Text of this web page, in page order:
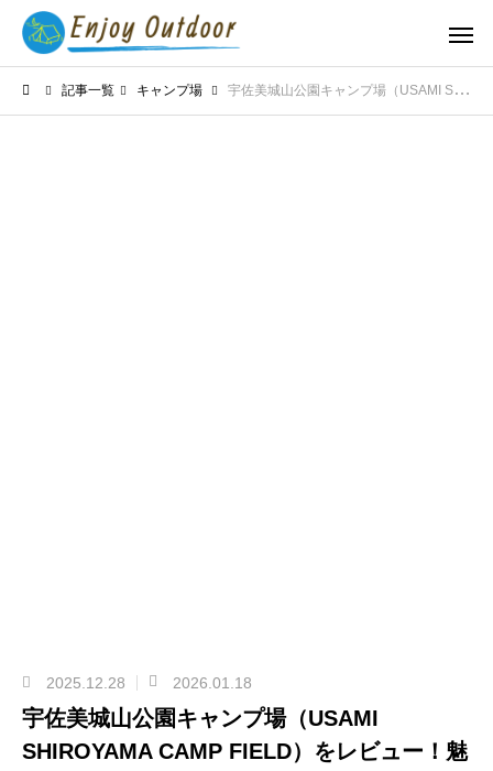
記事一覧 キャンプ場 宇佐美城山公園キャンプ場（USAMI SHIROYAMA CAMP FIELD）をレビュー！魅力と注意点はどうなのか？
2025.12.28 2026.01.18
宇佐美城山公園キャンプ場（USAMI
SHIROYAMA CAMP FIELD）をレビュー！魅